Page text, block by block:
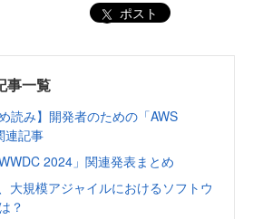
ポスト
事一覧
読み】開発者のための「AWS
連記事
2024」関連発表まとめ
大規模アジャイルにおけるソフトウ
？